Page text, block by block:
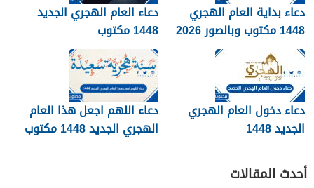
دعاء بداية العام الهجري
1448 مكتوب وبالصور 2026
دعاء العام الهجري الجديد
1448 مكتوب
دعاء دخول العام الهجري
الجديد 1448
دعاء اللهم اجعل هذا العام
الهجري الجديد 1448 مكتوب
أحدث المقالات